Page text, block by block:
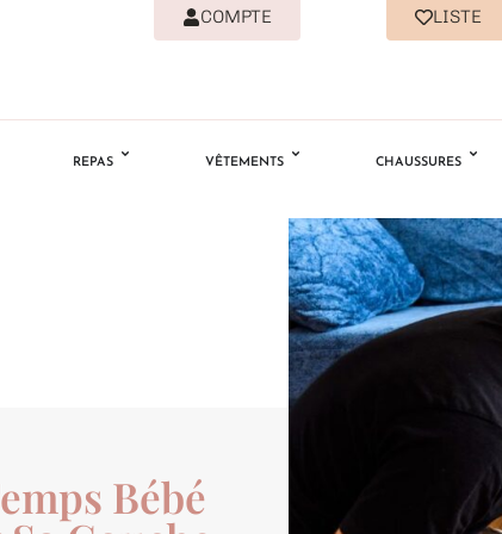
COMPTE LISTE
REPAS VÊTEMENTS CHAUSSURES
Bébé